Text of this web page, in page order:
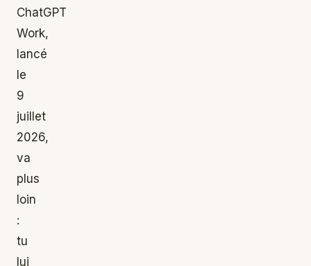
ChatGPT
Work,
lancé
le
9
juillet
2026,
va
plus
loin
:
tu
lui